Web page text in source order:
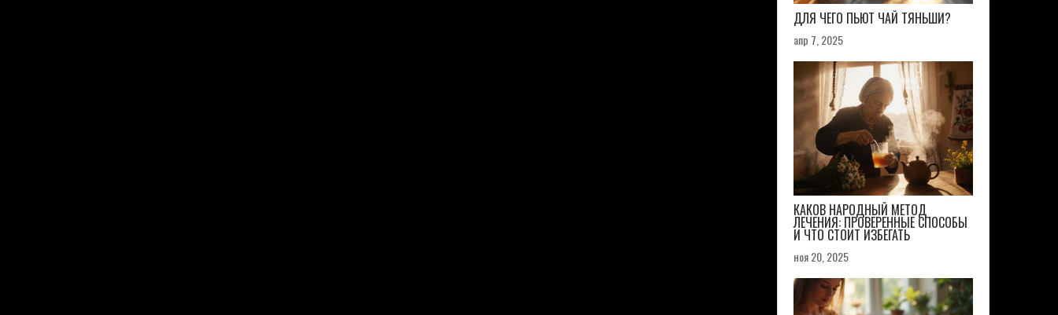
ДЛЯ ЧЕГО ПЬЮТ ЧАЙ ТЯНЬШИ?
апр 7, 2025
КАКОВ НАРОДНЫЙ МЕТОД
ЛЕЧЕНИЯ: ПРОВЕРЕННЫЕ СПОСОБЫ
И ЧТО СТОИТ ИЗБЕГАТЬ
ноя 20, 2025